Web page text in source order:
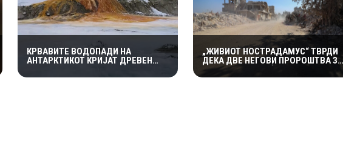
КРВАВИТЕ ВОДОПАДИ НА
АНТАРКТИКОТ КРИЈАТ ДРЕВЕН
ЕКОСИСТЕМ ИЗОЛИРАН ПОВЕЌЕ
„ЖИВИОТ НОСТРАДАМУС“ ТВРДИ
ДЕКА ДВЕ НЕГОВИ ПРОРОШТВА ЗА
2026 ГОДИНА ВЕЌЕ СЕ ОСТВАРИЛЕ
– СЕГА ПРЕДУПРЕДУВА НА ТРЕТО